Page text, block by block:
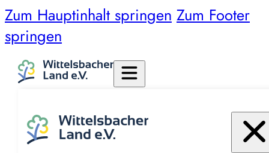
Zum Hauptinhalt springen Zum Footer
springen